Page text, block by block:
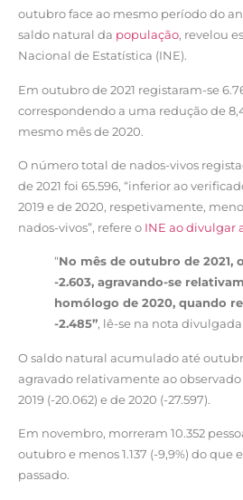
outubro face ao mesmo período do
saldo natural da população, revelou
Nacional de Estatística (INE).
Em outubro de 2021 registaram-se
correspondendo a uma redução de
mesmo mês de 2020.
O número total de nados-vivos
de 2021 foi 65.596, “inferior ao
2019 e de 2020, respetivamente,
nados-vivos”, refere o INE ao divulgar
“No mês de outubro de 2021,
-2.603, agravando-se
homólogo de 2020, quando
-2.485”, lê-se na nota
O saldo natural acumulado até
agravado relativamente ao
2019 (-20.062) e de 2020 (-27.597).
Em novembro, morreram 10.352
outubro e menos 1.137 (-9,9%) do
passado.